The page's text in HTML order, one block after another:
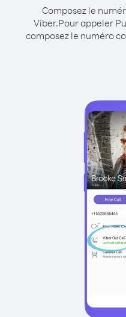
Composez le
Viber.Pour appeler
composez le numéro